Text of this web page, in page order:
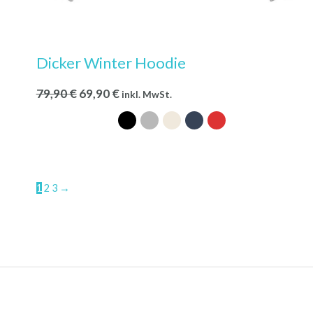
Dicker Winter Hoodie
79,90€ 69,90€ inkl. MwSt.
1 2 3 →